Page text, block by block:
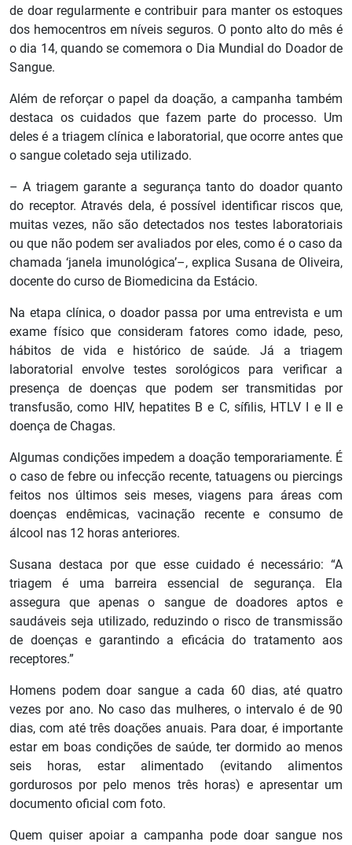
de doar regularmente e contribuir para manter os estoques
dos hemocentros em níveis seguros. O ponto alto do mês é
o dia 14, quando se comemora o Dia Mundial do Doador de
Sangue.
Além de reforçar o papel da doação, a campanha também
destaca os cuidados que fazem parte do processo. Um
deles é a triagem clínica e laboratorial, que ocorre antes que
o sangue coletado seja utilizado.
– A triagem garante a segurança tanto do doador quanto
do receptor. Através dela, é possível identificar riscos que,
muitas vezes, não são detectados nos testes laboratoriais
ou que não podem ser avaliados por eles, como é o caso da
chamada ‘janela imunológica’–, explica Susana de Oliveira,
docente do curso de Biomedicina da Estácio.
Na etapa clínica, o doador passa por uma entrevista e um
exame físico que consideram fatores como idade, peso,
hábitos de vida e histórico de saúde. Já a triagem
laboratorial envolve testes sorológicos para verificar a
presença de doenças que podem ser transmitidas por
transfusão, como HIV, hepatites B e C, sífilis, HTLV I e II e
doença de Chagas.
Algumas condições impedem a doação temporariamente. É
o caso de febre ou infecção recente, tatuagens ou piercings
feitos nos últimos seis meses, viagens para áreas com
doenças endêmicas, vacinação recente e consumo de
álcool nas 12 horas anteriores.
Susana destaca por que esse cuidado é necessário: “A
triagem é uma barreira essencial de segurança. Ela
assegura que apenas o sangue de doadores aptos e
saudáveis seja utilizado, reduzindo o risco de transmissão
de doenças e garantindo a eficácia do tratamento aos
receptores.”
Homens podem doar sangue a cada 60 dias, até quatro
vezes por ano. No caso das mulheres, o intervalo é de 90
dias, com até três doações anuais. Para doar, é importante
estar em boas condições de saúde, ter dormido ao menos
seis horas, estar alimentado (evitando alimentos
gordurosos por pelo menos três horas) e apresentar um
documento oficial com foto.
Quem quiser apoiar a campanha pode doar sangue nos